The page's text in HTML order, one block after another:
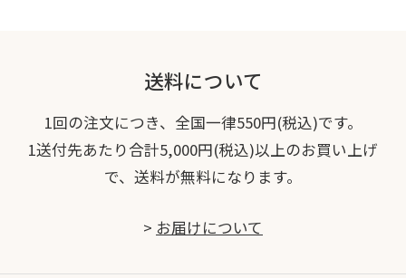
送料について
1回の注文につき、全国一律550円(税込)です。
1送付先あたり合計5,000円(税込)以上のお買い上げ
で、送料が無料になります。
> お届けについて